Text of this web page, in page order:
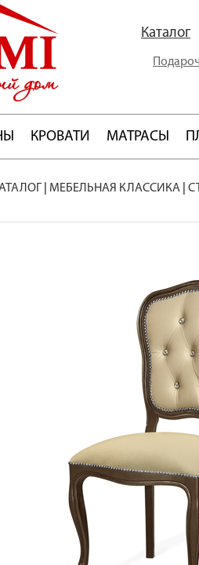
Каталог
КРОВАТИ МАТРАСЫ
МЕБЕЛЬНАЯ КЛАССИКА